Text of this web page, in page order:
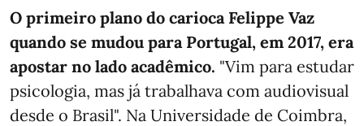
O primeiro plano do carioca Felippe Vaz
quando se mudou para Portugal, em 2017, era
apostar no lado acadêmico. "Vim para estudar
psicologia, mas já trabalhava com audiovisual
desde o Brasil". Na Universidade de Coimbra,